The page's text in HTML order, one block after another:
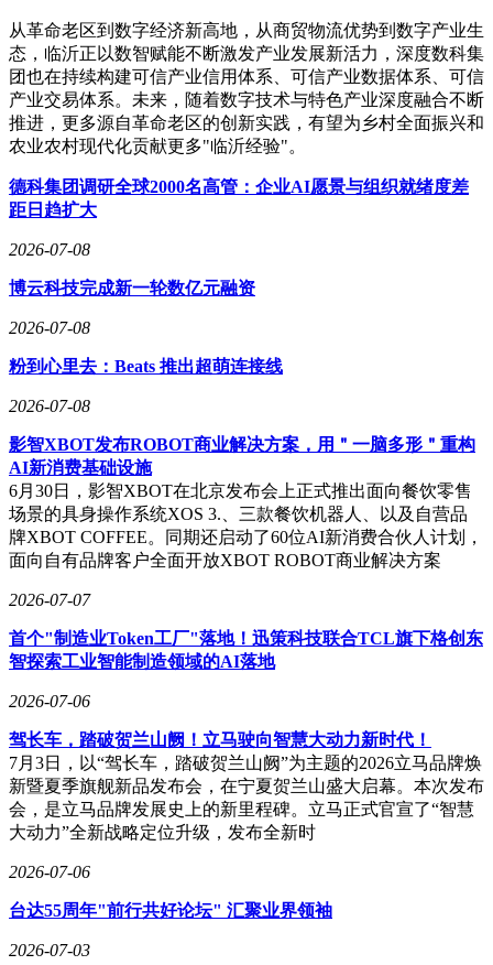
从革命老区到数字经济新高地，从商贸物流优势到数字产业生
态，临沂正以数智赋能不断激发产业发展新活力，深度数科集
团也在持续构建可信产业信用体系、可信产业数据体系、可信
产业交易体系。未来，随着数字技术与特色产业深度融合不断
推进，更多源自革命老区的创新实践，有望为乡村全面振兴和
农业农村现代化贡献更多"临沂经验"。
德科集团调研全球2000名高管：企业AI愿景与组织就绪度差
距日趋扩大
2026-07-08
博云科技完成新一轮数亿元融资
2026-07-08
粉到心里去：Beats 推出超萌连接线
2026-07-08
影智XBOT发布ROBOT商业解决方案，用＂一脑多形＂重构
AI新消费基础设施
6月30日，影智XBOT在北京发布会上正式推出面向餐饮零售
场景的具身操作系统XOS 3.、三款餐饮机器人、以及自营品
牌XBOT COFFEE。同期还启动了60位AI新消费合伙人计划，
面向自有品牌客户全面开放XBOT ROBOT商业解决方案
2026-07-07
首个"制造业Token工厂"落地！迅策科技联合TCL旗下格创东
智探索工业智能制造领域的AI落地
2026-07-06
驾长车，踏破贺兰山阙！立马驶向智慧大动力新时代！
7月3日，以“驾长车，踏破贺兰山阙”为主题的2026立马品牌焕
新暨夏季旗舰新品发布会，在宁夏贺兰山盛大启幕。本次发布
会，是立马品牌发展史上的新里程碑。立马正式官宣了“智慧
大动力”全新战略定位升级，发布全新时
2026-07-06
台达55周年"前行共好论坛" 汇聚业界领袖
2026-07-03